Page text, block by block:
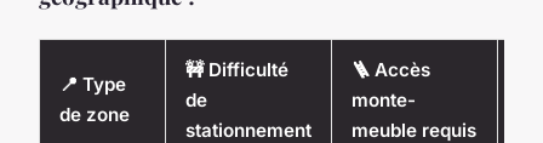
📍 Type
de zone
🚧 Difficulté
de
stationnement
🪜 Accès
monte-
meuble requis